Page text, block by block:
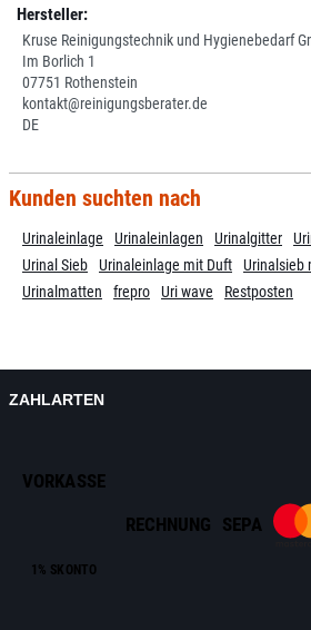
Hersteller:
Kruse Reinigungstechnik und Hygienebedarf
Im Borlich 1
07751 Rothenstein
kontakt@reinigungsberater.de
DE
Kunden suchten nach
Urinaleinlage Urinaleinlagen Urinalgitter
Urinal Sieb
Urinaleinlage mit Duft Urinalsieb
Urinalmatten
frepro Uri wave Restposten
ZAHLARTEN
VORKASSE
1% SKONTO
RECHNUNG SEPA